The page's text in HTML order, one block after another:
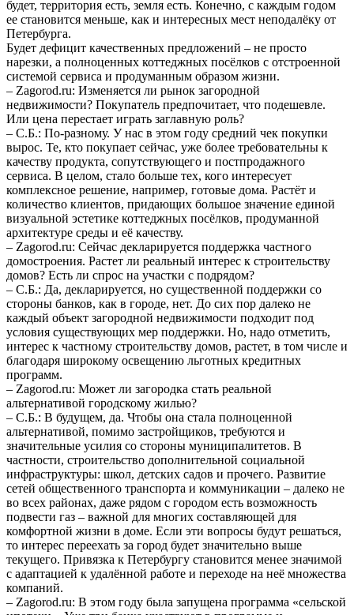
будет, территория есть, земля есть. Конечно, с каждым годом
ее становится меньше, как и интересных мест неподалёку от
Петербурга.
Будет дефицит качественных предложений – не просто
нарезки, а полноценных коттеджных посёлков с отстроенной
системой сервиса и продуманным образом жизни.
– Zagorod.ru: Изменяется ли рынок загородной
недвижимости? Покупатель предпочитает, что подешевле.
Или цена перестает играть заглавную роль?
– С.Б.: По-разному. У нас в этом году средний чек покупки
вырос. Те, кто покупает сейчас, уже более требовательны к
качеству продукта, сопутствующего и постпродажного
сервиса. В целом, стало больше тех, кого интересует
комплексное решение, например, готовые дома. Растёт и
количество клиентов, придающих большое значение единой
визуальной эстетике коттеджных посёлков, продуманной
архитектуре среды и её качеству.
– Zagorod.ru: Сейчас декларируется поддержка частного
домостроения. Растет ли реальный интерес к строительству
домов? Есть ли спрос на участки с подрядом?
– С.Б.: Да, декларируется, но существенной поддержки со
стороны банков, как в городе, нет. До сих пор далеко не
каждый объект загородной недвижимости подходит под
условия существующих мер поддержки. Но, надо отметить,
интерес к частному строительству домов, растет, в том числе и
благодаря широкому освещению льготных кредитных
программ.
– Zagorod.ru: Может ли загородка стать реальной
альтернативой городскому жилью?
– С.Б.: В будущем, да. Чтобы она стала полноценной
альтернативой, помимо застройщиков, требуются и
значительные усилия со стороны муниципалитетов. В
частности, строительство дополнительной социальной
инфраструктуры: школ, детских садов и прочего. Развитие
сетей общественного транспорта и коммуникации – далеко не
во всех районах, даже рядом с городом есть возможность
подвести газ – важной для многих составляющей для
комфортной жизни в доме. Если эти вопросы будут решаться,
то интерес переехать за город будет значительно выше
текущего. Привязка к Петербургу становится менее значимой
с адаптацией к удалённой работе и переходе на неё множества
компаний.
– Zagorod.ru: В этом году была запущена программа «сельской